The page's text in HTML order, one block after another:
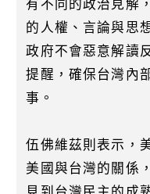
有不同的政治見解
的人權、言論與思
政府不會惡意解讀
提醒，確保台灣內
事。
伍佛維茲則表示，
美國與台灣的關係